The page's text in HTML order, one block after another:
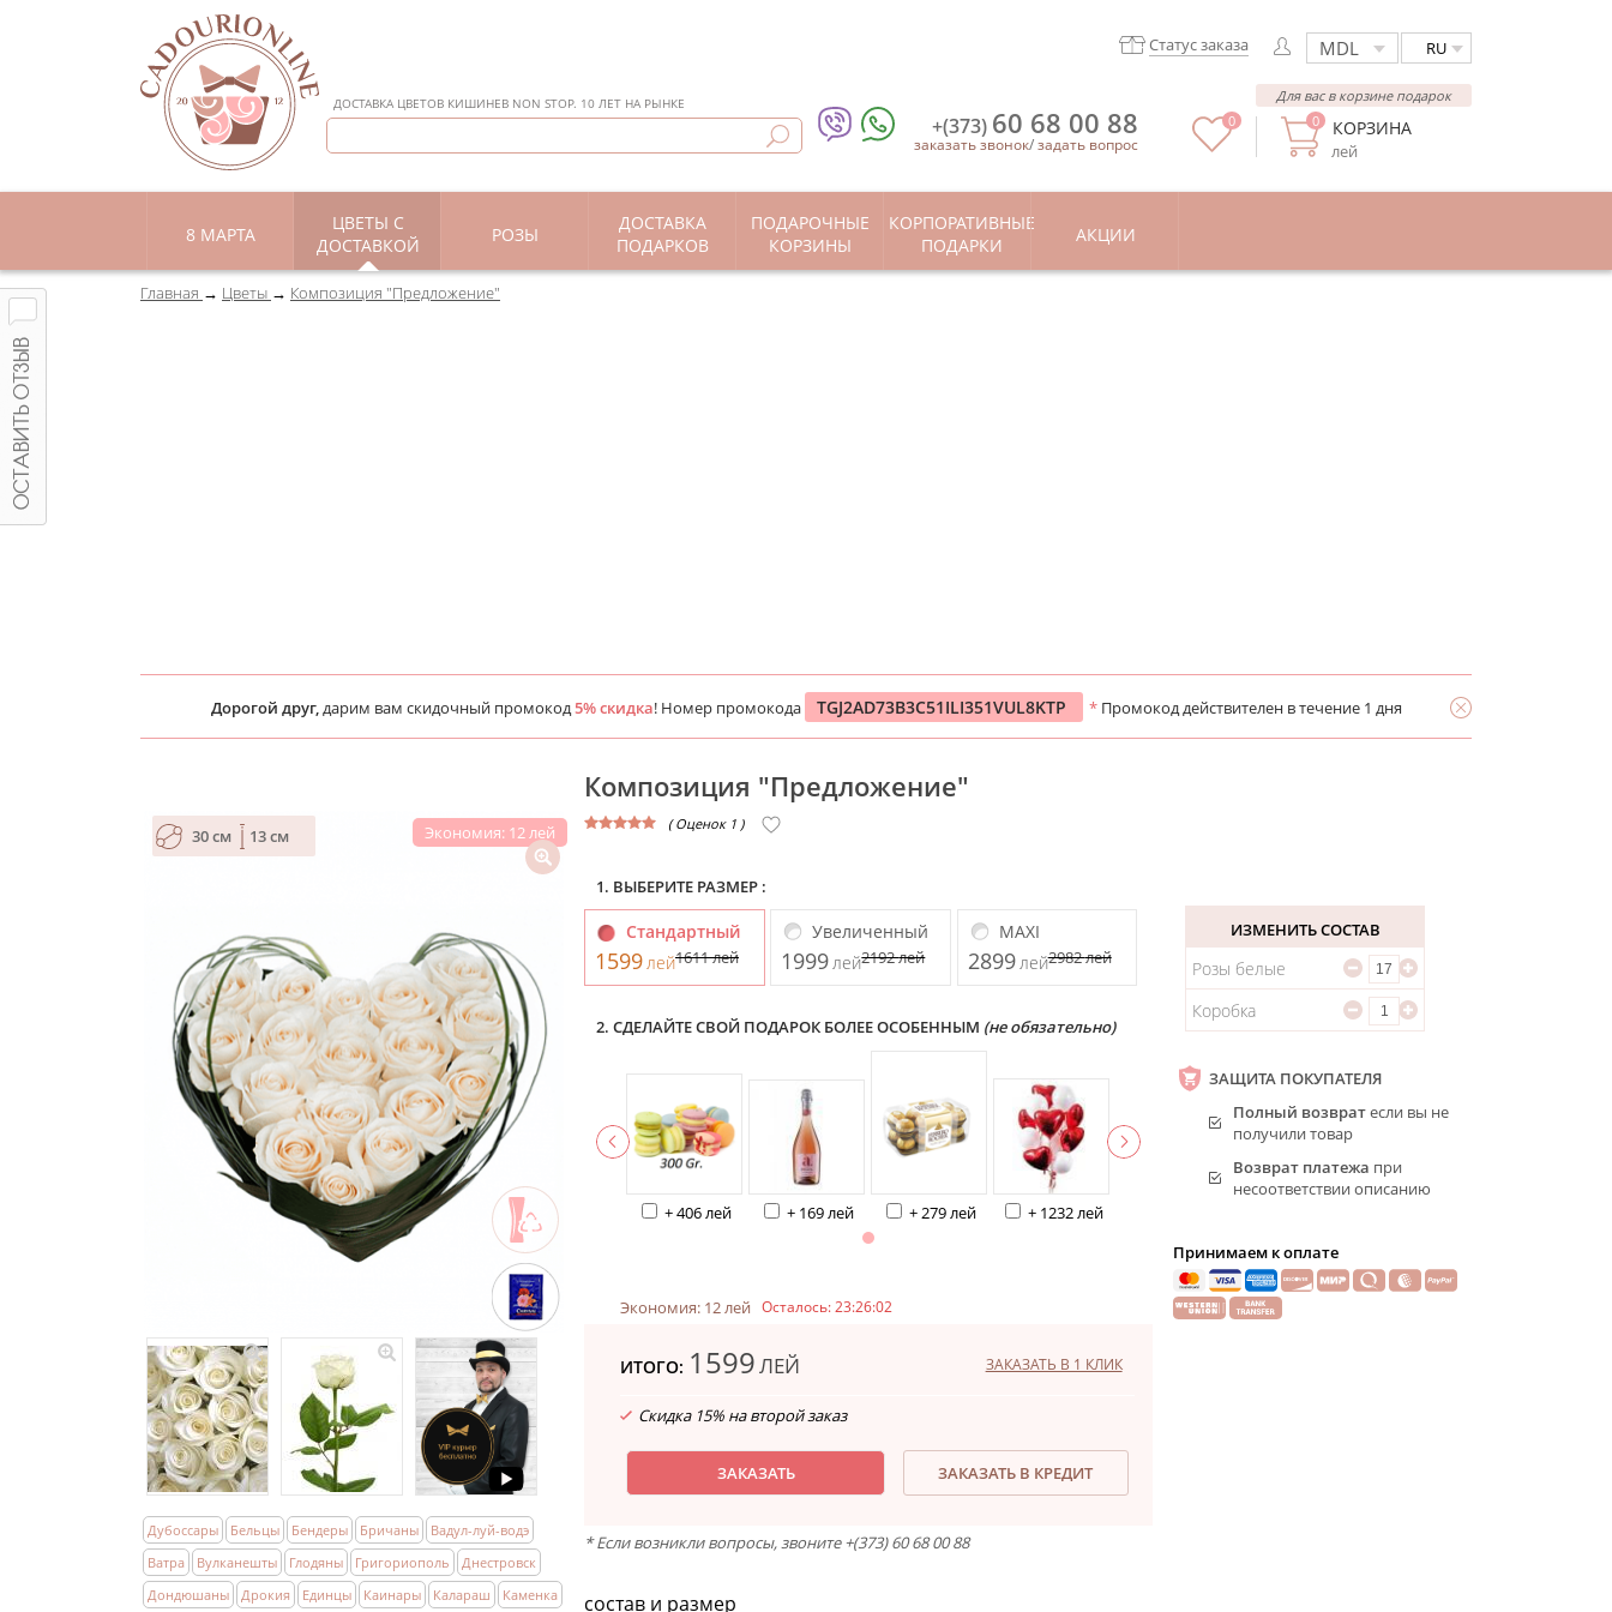
ДОСТАВКА ЦВЕТОВ КИШИНЕВ NON STOP. 10 ЛЕТ НА РЫНКЕ
RU
Статус заказа
КОРЗИНА
лей
0
Для вас в корзине подарок
0
+(373) 60 68 00 88
заказать звонок/задать вопрос
8 МАРТА
ЦВЕТЫ С
ДОСТАВКОЙ
РОЗЫ
ДОСТАВКА
ПОДАРКОВ
ПОДАРОЧНЫЕ
КОРЗИНЫ
КОРПОРАТИВНЫЕ
ПОДАРКИ
АКЦИИ
Главная Цветы Композиция "Предложение"
Дорогой друг,дарим вам скидочный промокод5% скидка! Номер промокода TGJ2AD73B3C51ILI351VUL8KTP * Промокод действителен в течение 1 дня
30 см 13 см Экономия: 12 лей
Дубоссары Бельцы Бендеры Бричаны
Вадул-луй-водэ
Ватра
Вулканешты Глодяны Григориополь
Днестровск
Дондюшаны
Дрокия Единцы Каинары Калараш
Каменка
Композиция "Предложение"
( Оценок 1 )
1. ВЫБЕРИТЕ РАЗМЕР :
Стандартный
1599 лей1611лей
Увеличенный
1999 лей2192лей
MAXI
2899 лей2982лей
2. СДЕЛАЙТЕ СВОЙ ПОДАРОК БОЛЕЕ ОСОБЕННЫМ (не обязательно)
+ 406 лей + 169 лей + 279 лей + 1232 лей
Экономия: 12 лей Осталось:23:26:01
ИТОГО: 1599ЛЕЙ ЗАКАЗАТЬ В 1 КЛИК
Скидка 15% на второй заказ
ЗАКАЗАТЬ ЗАКАЗАТЬ В КРЕДИТ
* Если возникли вопросы, звоните +(373) 60 68 00 88
состав и размер
ИЗМЕНИТЬ СОСТАВ
Розы белые
Коробка
ЗАЩИТА ПОКУПАТЕЛЯ
Полный возвратесли вы не
получили товар
Возврат платежа при
несоответствии описанию
Принимаем к оплате